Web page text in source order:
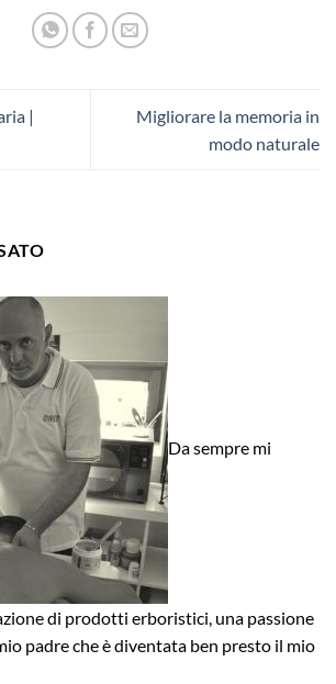
|
Migliorare la memoria in
modo naturale
Da sempre mi
di prodotti erboristici, una passione
padre che è diventata ben presto il mio